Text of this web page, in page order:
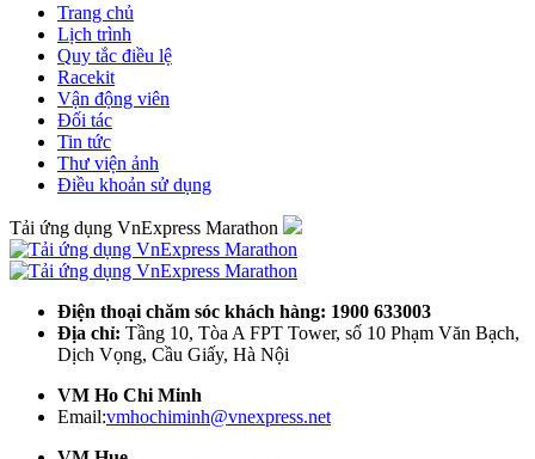
Trang chủ
Lịch trình
Quy tắc điều lệ
Racekit
Vận động viên
Đối tác
Tin tức
Thư viện ảnh
Điều khoản sử dụng
Tải ứng dụng VnExpress Marathon
Điện thoại chăm sóc khách hàng: 1900 633003
Địa chỉ: Tầng 10, Tòa A FPT Tower, số 10 Phạm Văn Bạch,
Dịch Vọng, Cầu Giấy, Hà Nội
VM Ho Chi Minh
Email:vmhochiminh@vnexpress.net